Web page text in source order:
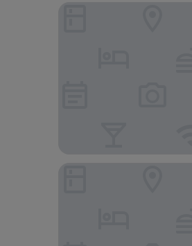
Hotel Riu Plaza
Holiday Inn Express